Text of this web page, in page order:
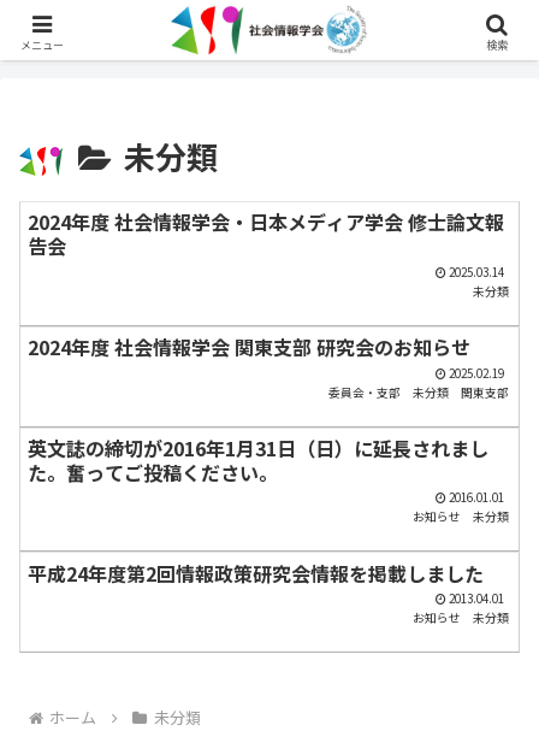
English
未分類
2024年度 社会情報学会・日本メディア学会 修士論文報
告会
2025.03.14
未分類
2024年度 社会情報学会 関東支部 研究会のお知らせ
2025.02.19
委員会・支部
未分類 関東支部
英文誌の締切が2016年1月31日（日）に延長されまし
た。奮ってご投稿ください。
2016.01.01
お知らせ
未分類
平成24年度第2回情報政策研究会情報を掲載しました
2013.04.01
お知らせ
未分類
ホーム 未分類
メニュー 検索